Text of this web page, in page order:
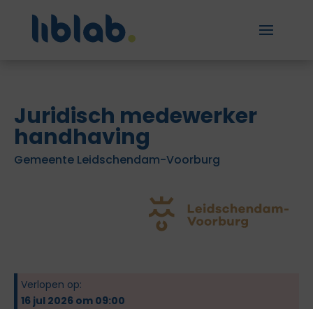
Juridisch medewerker
handhaving
Gemeente Leidschendam-Voorburg
Verlopen op:
16 jul 2026 om 09:00